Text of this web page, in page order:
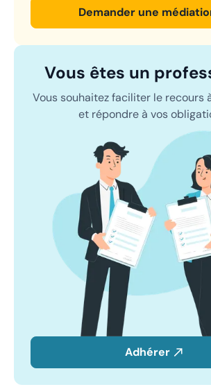
Demander une
Vous êtes un
Vous souhaitez faciliter le recours
et répondre à vos
Adhérer